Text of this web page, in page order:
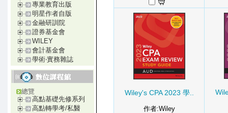
專業教育出版
明星作者自版
金融研訓院
證券基金會
WILEY
會計基金會
學術‧實務雜誌
總覽
高點基礎先修系列
高點轉學考/私醫
Wiley's CPA 2023 學..
作者:Wiley